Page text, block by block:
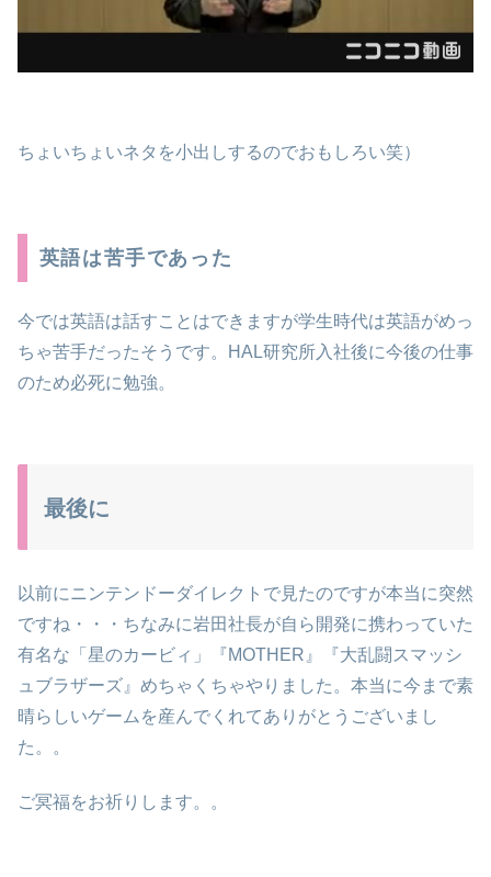
ちょいちょいネタを小出しするのでおもしろい笑）
英語は苦手であった
今では英語は話すことはできますが学生時代は英語がめっ
ちゃ苦手だったそうです。HAL研究所入社後に今後の仕事
のため必死に勉強。
最後に
以前にニンテンドーダイレクトで見たのですが本当に突然
ですね・・・ちなみに岩田社長が自ら開発に携わっていた
有名な「星のカービィ」『MOTHER』『大乱闘スマッシ
ュブラザーズ』めちゃくちゃやりました。本当に今まで素
晴らしいゲームを産んでくれてありがとうございまし
た。。
ご冥福をお祈りします。。